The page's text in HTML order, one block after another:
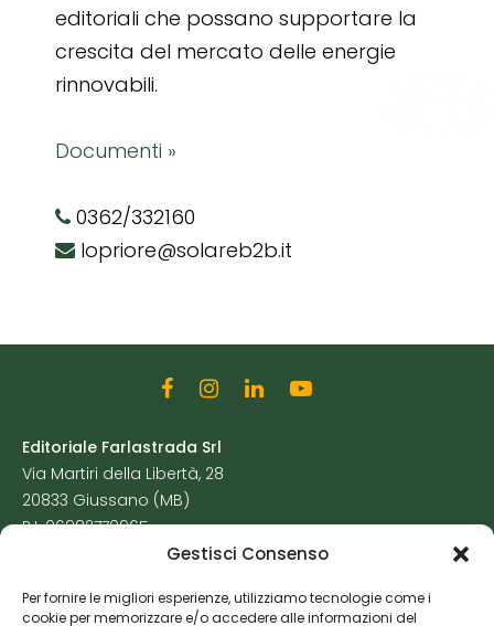
Gestisci Consenso
Per fornire le migliori esperienze, utilizziamo tecnologie come i
cookie per memorizzare e/o accedere alle informazioni del
editoriali che possano supportare la
crescita del mercato delle energie
rinnovabili.
Documenti »
0362/332160
lopriore@solareb2b.it
Editoriale Farlastrada Srl
Via Martiri della Libertà, 28
20833 Giussano (MB)
P.I. 06982770965
Cookie Policy